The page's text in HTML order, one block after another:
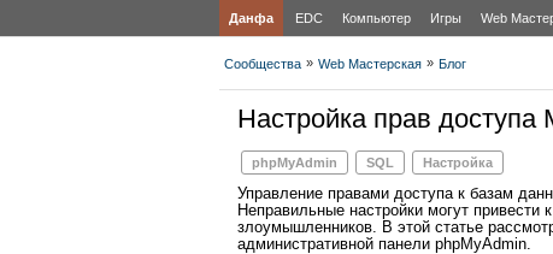
Данфа EDC Компьютер Игры Web
Сообщества » Web Мастерская » Блог
Настройка прав доступа
phpMyAdmin SQL Настройка
Управление правами доступа к базам
Неправильные настройки могут привести
злоумышленников. В этой статье
административной панели phpMyAdmin.